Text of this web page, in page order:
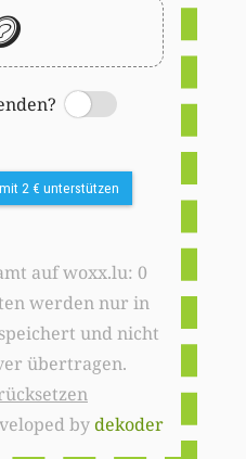
Switch
2 € unterstützen
auf woxx.lu: 0
werden nur in
und nicht
übertragen.
bydekoder